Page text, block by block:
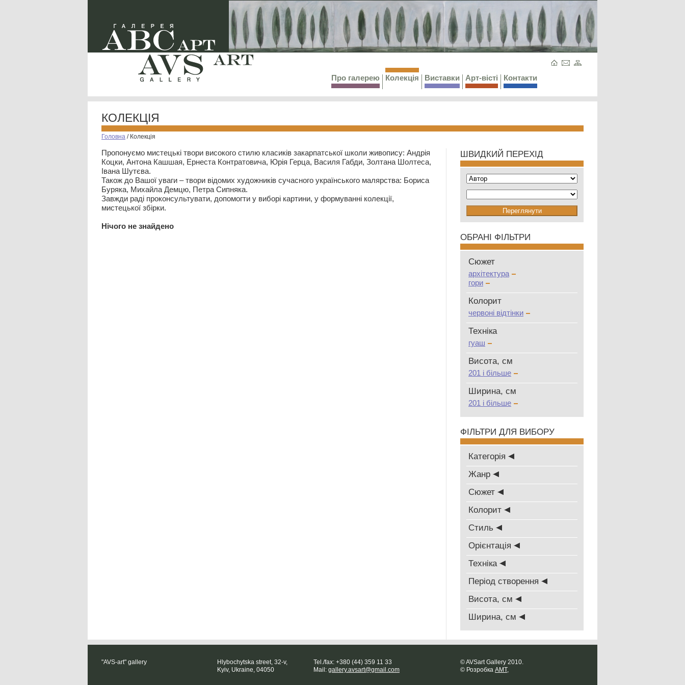
Про галерею Колекція Виставки Арт-вісті Контакти
КОЛЕКЦІЯ
Головна / Колекція
Пропонуємо мистецькі твори високого стилю класиків закарпатської школи живопису: Андрія
Коцки, Антона Кашшая, Ернеста Контратовича, Юрія Герца, Василя Габди, Золтана Шолтеса,
Івана Шутєва.
Також до Вашої уваги – твори відомих художників сучасного українського малярства: Бориса
Буряка, Михайла Демцю, Петра Сипняка.
Завжди раді проконсультувати, допомогти у виборі картини, у формуванні колекції,
мистецької збірки.
Нiчого не знайдено
ШВИДКИЙ ПЕРЕХІД
ОБРАНІ ФІЛЬТРИ
Сюжет
архітектура
гори
Колорит
червоні відтінки
Техніка
гуаш
Висота, см
201 і більше
Ширина, см
201 і більше
ФІЛЬТРИ ДЛЯ ВИБОРУ
Категорія
Жанр
Сюжет
Колорит
Стиль
Oрієнтація
Техніка
Період створення
Висота, см
Ширина, см
"AVS-art" gallery
Hlybochytska street, 32-v,
Kyiv, Ukraine, 04050
Tel./fax: +380 (44) 359 11 33
Mail: gallery.avsart@gmail.com
© AVSart Gallery 2010.
© Розробка AMT,